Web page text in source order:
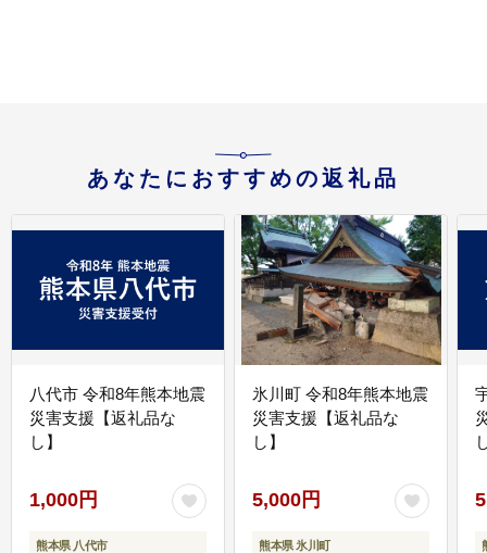
あなたにおすすめの返礼品
八代市 令和8年熊本地震
災害支援【返礼品な
し】
1,000円
熊本県 八代市
氷川町 令和8年熊本地震
災害支援【返礼品な
し】
5,000円
熊本県 氷川町